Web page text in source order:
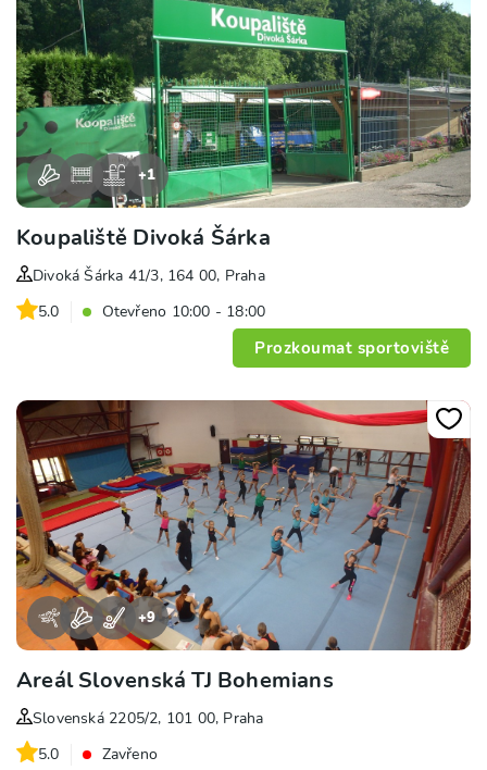
+1
Koupaliště Divoká Šárka
Divoká Šárka 41/3, 164 00, Praha
5.0
Otevřeno 10:00 - 18:00
Prozkoumat sportoviště
+9
Areál Slovenská TJ Bohemians
Slovenská 2205/2, 101 00, Praha
5.0
Zavřeno